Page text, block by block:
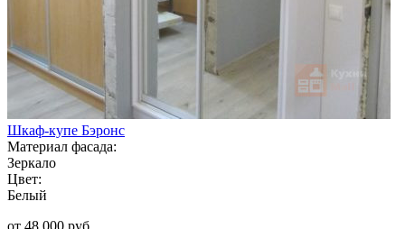
Шкаф-купе Бэронс
Материал фасада:
Зеркало
Цвет:
Белый
от 48 000 руб.